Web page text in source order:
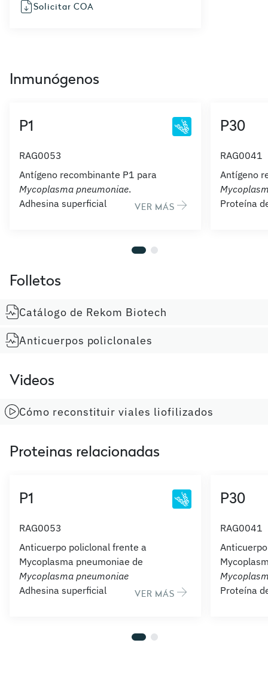
Solicitar COA
Inmunógenos
P1
RAG0053
Antígeno recombinante P1 para
Mycoplasma pneumoniae.
Adhesina superficial
VER MÁS
P30
RAG0041
Antígeno
Proteína
Folletos
Catálogo de Rekom Biotech
Anticuerpos policlonales
Videos
Cómo reconstituir viales liofilizados
Proteinas relacionadas
P1
RAG0053
Anticuerpo policlonal frente a
Mycoplasma pneumoniae de
Mycoplasma pneumoniae
Adhesina superficial
VER MÁS
P30
RAG0041
Proteína